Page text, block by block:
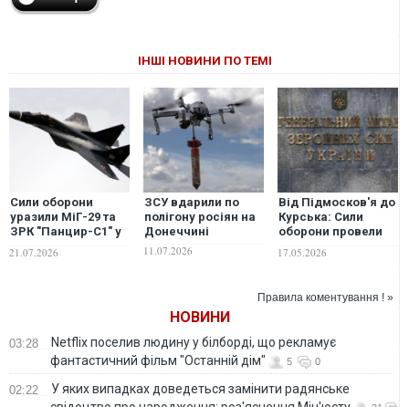
ІНШІ НОВИНИ ПО ТЕМІ
Сили оборони
уразили МіГ-29 та
ЗРК "Панцир-С1" у
ВІДЕО
21.07.2026
ЗСУ вдарили по
полігону росіян на
Донеччині
11.07.2026
Від Підмосков'я до
Курська: Сили
оборони провели
масштабом
17.05.2026
Правила коментування ! »
НОВИНИ
03:28
Netflix поселив людину у білборді, що рекламує
фантастичний фільм "Останній дім"
5 0
02:22
У яких випадках доведеться замінити радянське